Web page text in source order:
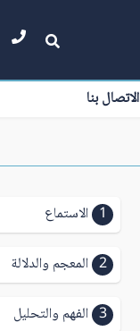
الاتصال بنا
1 الاستماع
2 المعجم والدلالة
3 الفهم والتحليل